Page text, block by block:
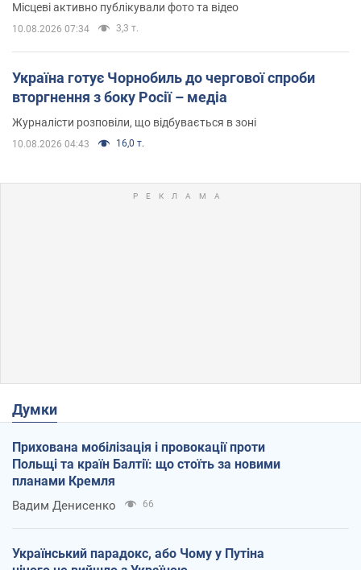
Місцеві активно публікували фото та відео
10.08.2026 07:34 3,3 т.
Україна готує Чорнобиль до чергової спроби
вторгнення з боку Росії – медіа
Журналісти розповіли, що відбувається в зоні
10.08.2026 04:43 16,0 т.
Думки
Прихована мобілізація і провокації проти
Польщі та країн Балтії: що стоїть за новими
планами Кремля
Вадим Денисенко 66
Український парадокс, або Чому у Путіна